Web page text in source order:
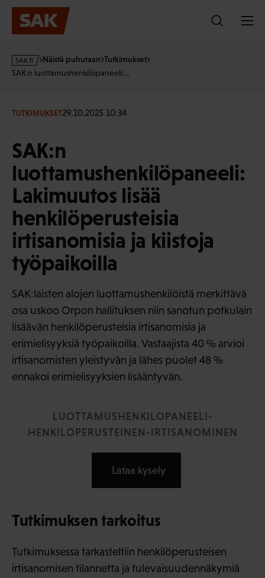
Hyppää
sisältöön
s
a
f
Näistä puhutaan Tutkimukset
SAK:n luottamushenkilöpaneeli:…
TUTKIMUKSET29.10.2025 10:34
SAK:n
luottamushenkilöpaneeli:
Lakimuutos lisää
henkilöperusteisia
irtisanomisia ja kiistoja
työpaikoilla
SAK:laisten alojen luottamushenkilöistä merkittävä
osa uskoo Orpon hallituksen niin sanotun potkulain
lisäävän henkilöperusteisia irtisanomisia ja
erimielisyyksiä työpaikoilla. Vastaajista 40 % arvioi
irtisanomisten yleistyvän ja lähes puolet 48 %
ennakoi erimielisyyksien lisääntyvän.
LUOTTAMUSHENKILOPANEELI-
HENKILOPERUSTEINEN-IRTISANOMINEN
Lataa kysely
Tutkimuksen tarkoitus
Tutkimuksessa tarkasteltiin henkilöperusteisen
irtisanomisen tilannetta ja tulevaisuudennäkymiä